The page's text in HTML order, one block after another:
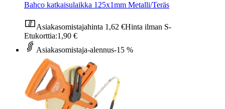
Bahco katkaisulaikka 125x1mm Metalli/Teräs
Asiakasomistajahinta 1,62 €Hinta ilman S-
Etukorttia:1,90 €
Asiakasomistaja-alennus-15 %